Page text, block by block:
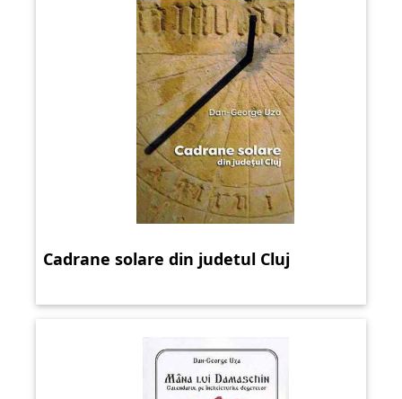
Cadrane solare din judetul Cluj